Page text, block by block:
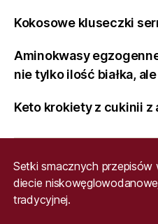
Kokosowe kluseczki
Aminokwasy
nie tylko ilość białka,
Keto krokiety z cukinii z
Setki smacznych
diecie
tradycyjnej.